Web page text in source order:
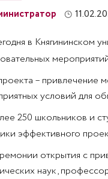
в Княгининском
– привлечение
условий для
250 школьников и
эффективного
открытия с
наук,